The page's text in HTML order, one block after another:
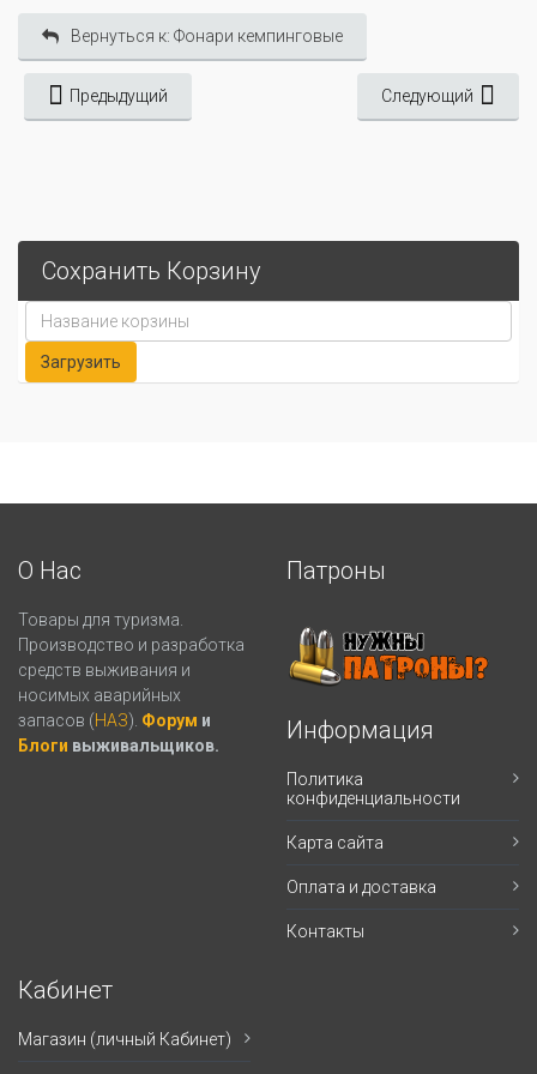
Вернуться к: Фонари кемпинговые
Предыдущий Следующий
Сохранить Корзину
О Нас
Товары для туризма.
Производство и разработка
средств выживания и
носимых аварийных
запасов (НАЗ). Форум и
Блоги выживальщиков.
Патроны
Информация
Политика
конфиденциальности
Карта сайта
Оплата и доставка
Контакты
Кабинет
Магазин (личный Кабинет)